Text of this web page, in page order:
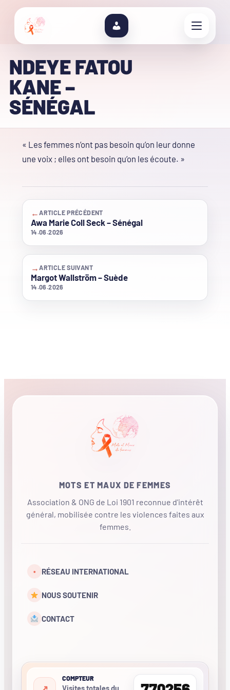
NDEYE FATOU
KANE –
SÉNÉGAL
« Les femmes n’ont pas besoin qu’on leur donne
une voix ; elles ont besoin qu’on les écoute. »
←ARTICLE PRÉCÉDENT
Awa Marie Coll Seck – Sénégal
14.06.2026
→ARTICLE SUIVANT
Margot Wallström – Suède
14.06.2026
MOTS ET MAUX DE FEMMES
Association & ONG de Loi 1901 reconnue d'intérêt
général, mobilisée contre les violences faites aux
femmes.
• RÉSEAU INTERNATIONAL
NOUS SOUTENIR
CONTACT
COMPTEUR
Visites totales du